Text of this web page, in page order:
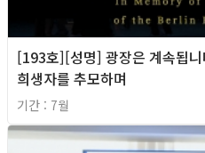
[193호][성명] 광장은 계속됩
희생자를 추모하며
기간 : 7월